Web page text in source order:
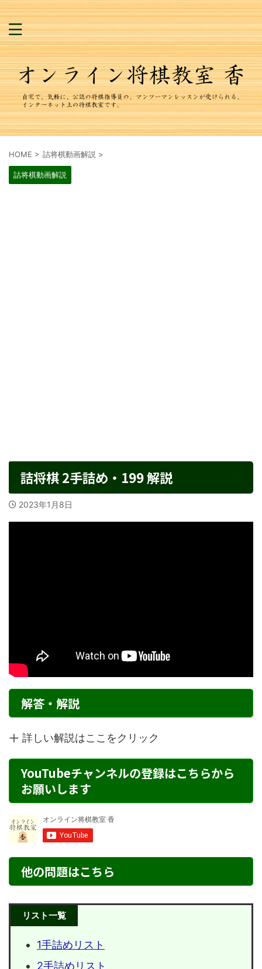
HOME > 詰将棋動画解説 >
詰将棋動画解説
詰将棋 2手詰め・199 解説
2023年1月8日
解答・解説
詳しい解説はここをクリック
YouTubeチャンネルの登録はこちらから
お願いします
他の問題はこちら
リスト一覧
1手詰めリスト
2手詰めリスト